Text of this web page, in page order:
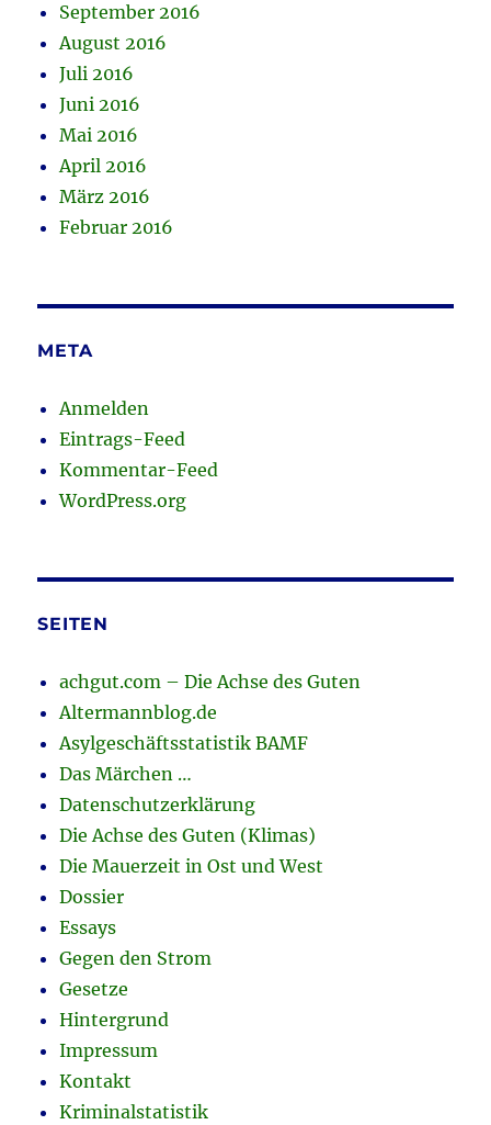
September 2016
August 2016
Juli 2016
Juni 2016
Mai 2016
April 2016
März 2016
Februar 2016
META
Anmelden
Eintrags-Feed
Kommentar-Feed
WordPress.org
SEITEN
achgut.com – Die Achse des Guten
Altermannblog.de
Asylgeschäftsstatistik BAMF
Das Märchen …
Datenschutzerklärung
Die Achse des Guten (Klimas)
Die Mauerzeit in Ost und West
Dossier
Essays
Gegen den Strom
Gesetze
Hintergrund
Impressum
Kontakt
Kriminalstatistik